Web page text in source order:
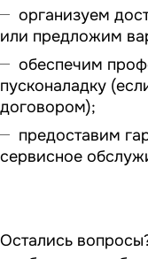
организуем
или предложим
обеспечим
пусконаладку
договором);
предоставим
сервисное
Остались